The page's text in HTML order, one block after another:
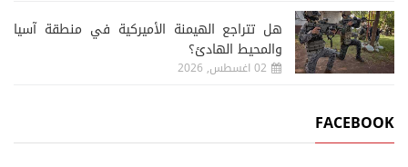
هل تتراجع الهيمنة الأميركية في منطقة آسيا
والمحيط الهادئ؟
02 اغسطس, 2026
FACEBOOK